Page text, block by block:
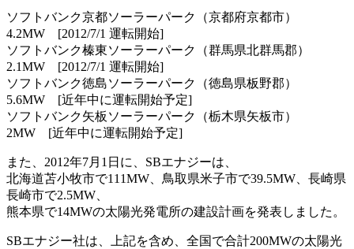
ソフトバンク京都ソーラーパーク（京都府京都市）
4.2MW [2012/7/1 運転開始]
ソフトバンク榛東ソーラーパーク（群馬県北群馬郡）
2.1MW [2012/7/1 運転開始]
ソフトバンク徳島ソーラーパーク（徳島県板野郡）
5.6MW [近年中に運転開始予定]
ソフトバンク矢板ソーラーパーク（栃木県矢板市）
2MW [近年中に運転開始予定]
また、2012年7月1日に、SBエナジーは、
北海道苫小牧市で111MW、鳥取県米子市で39.5MW、長崎県
長崎市で2.5MW、
熊本県で14MWの太陽光発電所の建設計画を発表しました。
SBエナジー社は、上記を含め、全国で合計200MWの太陽光